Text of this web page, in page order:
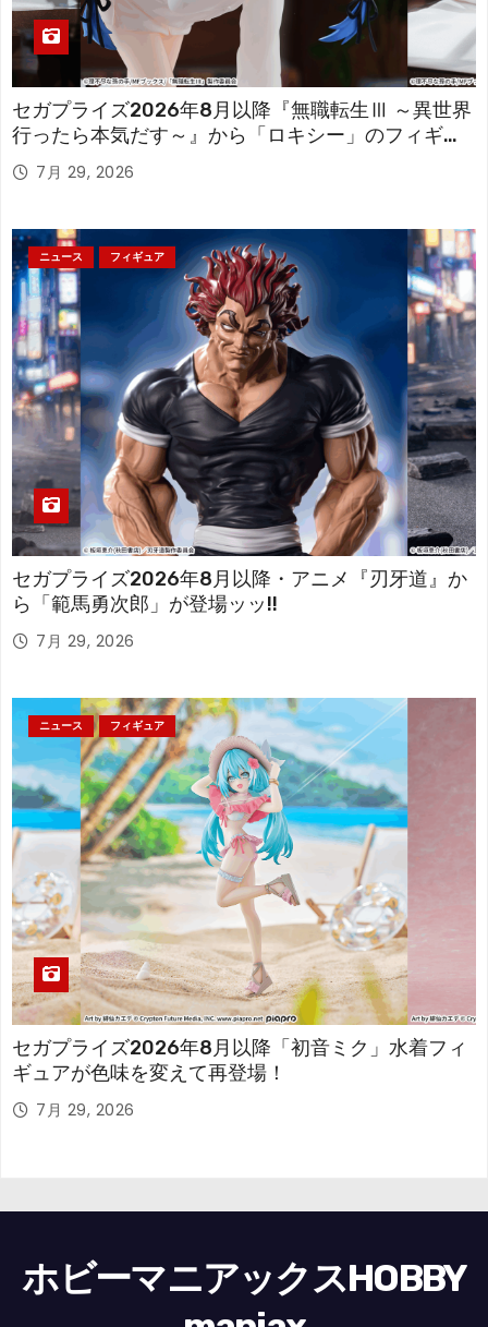
セガプライズ2026年8月以降『無職転生Ⅲ ～異世界
行ったら本気だす～』から「ロキシー」のフィギュ
アが登場！
7月 29, 2026
ニュース フィギュア
セガプライズ2026年8月以降・アニメ『刃牙道』か
ら「範馬勇次郎」が登場ッッ!!
7月 29, 2026
ニュース フィギュア
セガプライズ2026年8月以降「初音ミク」水着フィ
ギュアが色味を変えて再登場！
7月 29, 2026
ホビーマニアックスHOBBY